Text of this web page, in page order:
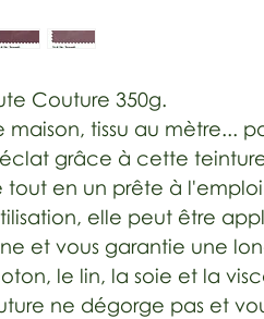
Couture 350g.
tissu au mètre...
grâce à cette
tout en un prête à
elle peut être
et vous garantie une
le lin, la soie et la
ne dégorge pas et